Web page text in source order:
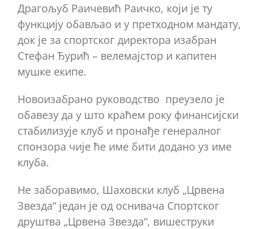
Драгољуб Раичевић Раичко, који је ту
функцију обављао и у претходном мандату,
док је за спортског директора изабран
Стефан Ђурић – велемајстор и капитен
мушке екипе.
Новоизабрано руководство преузело је
обавезу да у што краћем року финансијски
стабилизује клуб и пронађе генералног
спонзора чије ће име бити додано уз име
клуба.
Не заборавимо, Шаховски клуб „Црвена
Звезда“ један је од оснивача Спортског
друштва „Црвена Звезда“, вишеструки